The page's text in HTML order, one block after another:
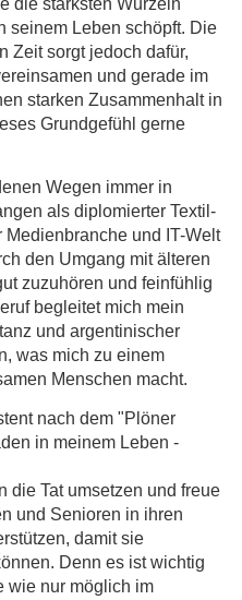
die stärksten Wurzeln
seinem Leben schöpft. Die
Zeit sorgt jedoch dafür,
und gerade im
starken Zusammenhalt in
Grundgefühl gerne
Wegen immer in
als diplomierter Textil-
Medienbranche und IT-Welt
den Umgang mit älteren
zuzuhören und feinfühlig
begleitet mich mein
und argentinischer
was mich zu einem
Menschen macht.
nach dem "Plöner
in meinem Leben -
die Tat umsetzen und freue
und Senioren in ihren
damit sie
Denn es ist wichtig
wie nur möglich im